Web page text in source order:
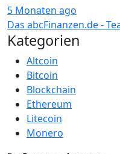
5 Monaten ago
Das abcFinanzen.de -
Kategorien
Altcoin
Bitcoin
Blockchain
Ethereum
Litecoin
Monero